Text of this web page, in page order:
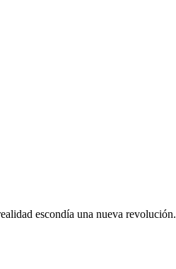
escondía una nueva revolución.